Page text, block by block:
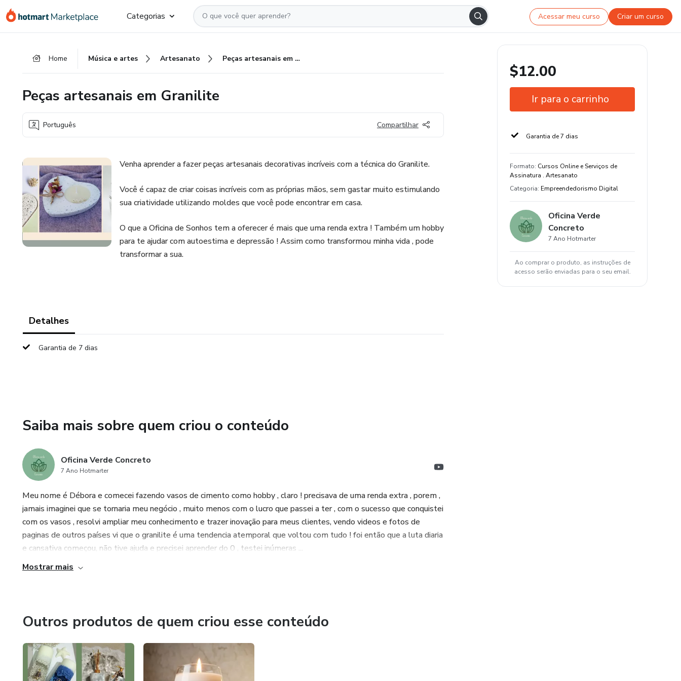
para
para
para
Categorias Acessar meu curso Criar um curso
Home Música e artes Artesanato Peças artesanais em Granilite
Peças artesanais em Granilite
Português Compartilhar
Venha aprender a fazer peças artesanais decorativas incríveis com a técnica do Granilite.
Você é capaz de criar coisas incríveis com as próprias mãos, sem gastar muito estimulando
sua criatividade utilizando moldes que você pode encontrar em casa.
O que a Oficina de Sonhos tem a oferecer é mais que uma renda extra ! Também um hobby
para te ajudar com autoestima e depressão ! Assim como transformou minha vida , pode
transformar a sua.
Detalhes
Garantia de 7 dias
Saiba mais sobre quem criou o conteúdo
Oficina Verde Concreto
7 Ano Hotmarter
Meu nome é Débora e comecei fazendo vasos de cimento como hobby , claro ! precisava de uma renda extra , porem ,
jamais imaginei que se tornaria meu negócio , muito menos com o lucro que passei a ter , com o sucesso que conquistei
com os vasos , resolvi ampliar meu conhecimento e trazer inovação para meus clientes, vendo videos e fotos de
paginas de outros países vi que o granilite é uma tendencia atemporal que voltou com tudo ! foi então que a luta diaria
e cansativa começou, não tive ajuda e precisei aprender do 0 , testei inúmeras ...
Mostrar mais
Outros produtos de quem criou esse conteúdo
$12.00
Ir para o carrinho
Garantia de 7 dias
Formato: Cursos Online e Serviços de
Assinatura . Artesanato
Categoria: Empreendedorismo Digital
Oficina Verde
Concreto
7 Ano Hotmarter
Ao comprar o produto, as instruções de
acesso serão enviadas para o seu email.